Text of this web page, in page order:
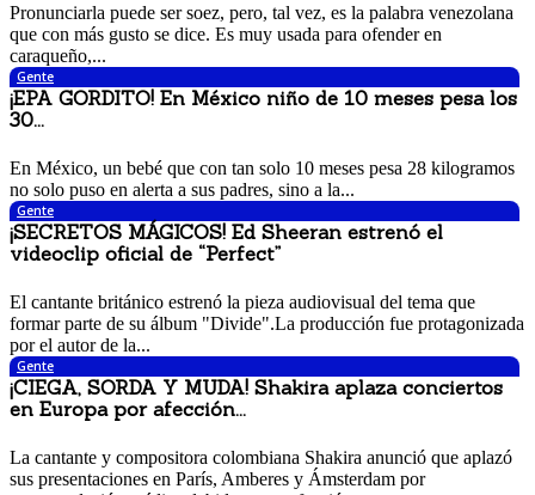
Pronunciarla puede ser soez, pero, tal vez, es la palabra venezolana
que con más gusto se dice. Es muy usada para ofender en
caraqueño,...
Gente
¡EPA GORDITO! En México niño de 10 meses pesa los
30...
En México, un bebé que con tan solo 10 meses pesa 28 kilogramos
no solo puso en alerta a sus padres, sino a la...
Gente
¡SECRETOS MÁGICOS! Ed Sheeran estrenó el
videoclip oficial de “Perfect”
El cantante británico estrenó la pieza audiovisual del tema que
formar parte de su álbum "Divide".La producción fue protagonizada
por el autor de la...
Gente
¡CIEGA, SORDA Y MUDA! Shakira aplaza conciertos
en Europa por afección...
La cantante y compositora colombiana Shakira anunció que aplazó
sus presentaciones en París, Amberes y Ámsterdam por